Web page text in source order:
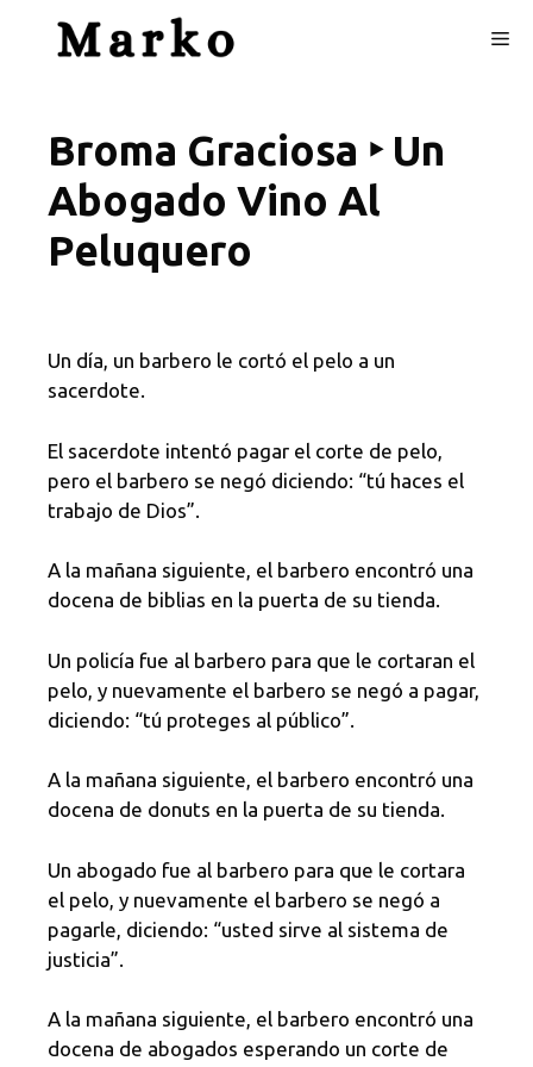
Broma Graciosa ‣ Un
Abogado Vino Al
Peluquero
Un día, un barbero le cortó el pelo a un
sacerdote.
El sacerdote intentó pagar el corte de pelo,
pero el barbero se negó diciendo: “tú haces el
trabajo de Dios”.
A la mañana siguiente, el barbero encontró una
docena de biblias en la puerta de su tienda.
Un policía fue al barbero para que le cortaran el
pelo, y nuevamente el barbero se negó a pagar,
diciendo: “tú proteges al público”.
A la mañana siguiente, el barbero encontró una
docena de donuts en la puerta de su tienda.
Un abogado fue al barbero para que le cortara
el pelo, y nuevamente el barbero se negó a
pagarle, diciendo: “usted sirve al sistema de
justicia”.
A la mañana siguiente, el barbero encontró una
docena de abogados esperando un corte de